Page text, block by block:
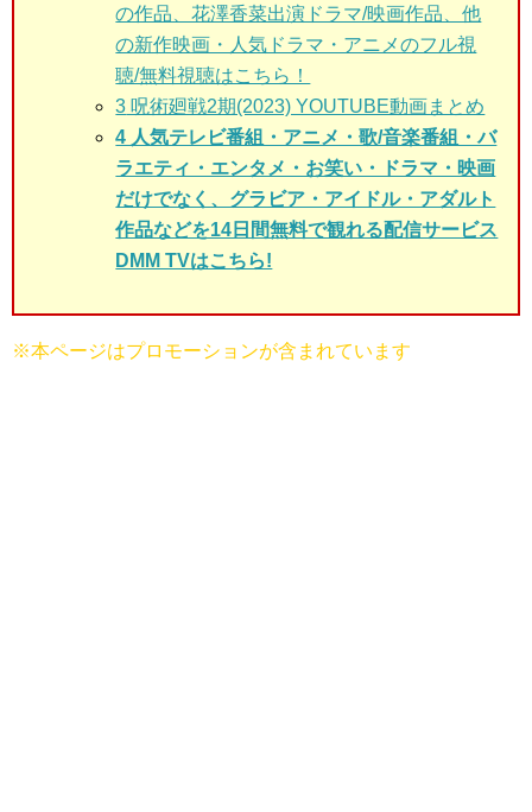
の作品、花澤香菜出演ドラマ/映画作品、他
の新作映画・人気ドラマ・アニメのフル視
聴/無料視聴はこちら！
3 呪術廻戦2期(2023) YOUTUBE動画まとめ
4 人気テレビ番組・アニメ・歌/音楽番組・バ
ラエティ・エンタメ・お笑い・ドラマ・映画
だけでなく、グラビア・アイドル・アダルト
作品などを14日間無料で観れる配信サービス
DMM TVはこちら!
※本ページはプロモーションが含まれています